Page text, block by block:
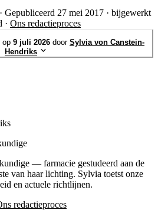
· Gepubliceerd 27 mei 2017 · bijgewerkt
· Ons redactieproces
op 9 juli 2026 door Sylvia von Canstein-
Hendriks
— farmacie gestudeerd aan de
van haar lichting. Sylvia toetst onze
en actuele richtlijnen.
redactieproces